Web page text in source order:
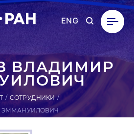
ENG
ВЛА­ДИМИР
СОТРУДНИКИ